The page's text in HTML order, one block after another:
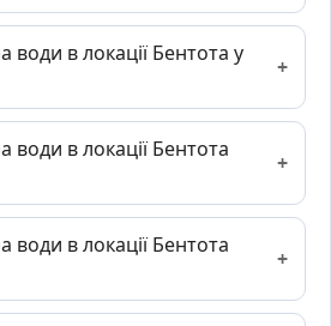
води в локації Бентота у
води в локації Бентота
води в локації Бентота